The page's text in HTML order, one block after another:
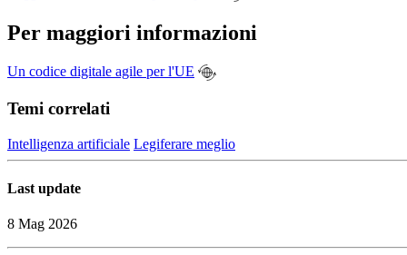
Per maggiori informazioni
Un codice digitale agile per l'UE
Temi correlati
Intelligenza artificiale Legiferare meglio
Last update
8 Mag 2026